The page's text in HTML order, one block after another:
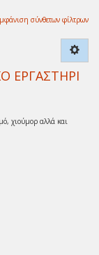
σύνθετων φίλτρων
ΕΡΓΑΣΤΗΡΙ
χιούμορ αλλά και